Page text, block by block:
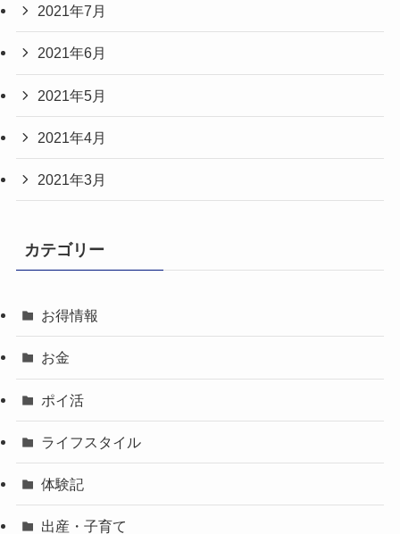
2021年7月
2021年6月
2021年5月
2021年4月
2021年3月
カテゴリー
お得情報
お金
ポイ活
ライフスタイル
体験記
出産・子育て